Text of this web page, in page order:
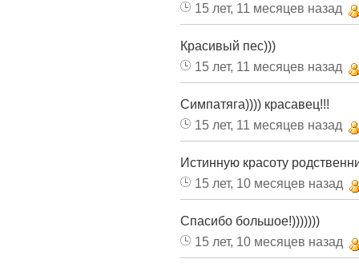
15 лет, 11 месяцев назад
Красивый пес)))
15 лет, 11 месяцев назад
Симпатяга)))) красавец!!!
15 лет, 11 месяцев назад
Истинную красоту
15 лет, 10 месяцев назад
Спасибо большое!)))))))
15 лет, 10 месяцев назад